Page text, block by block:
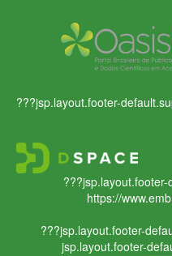
???jsp.layout.footer-
https://
???jsp.layout.footer-
jsp.layout.footer-